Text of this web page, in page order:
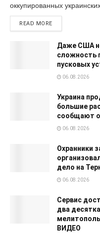
оккупированных
READ MORE
Даже США
сложность
пусковых
06.08.2026
Украина
большие
сообщают
06.08.2026
Охранники
дело на
06.08.2026
Сервис
два
ВИДЕО